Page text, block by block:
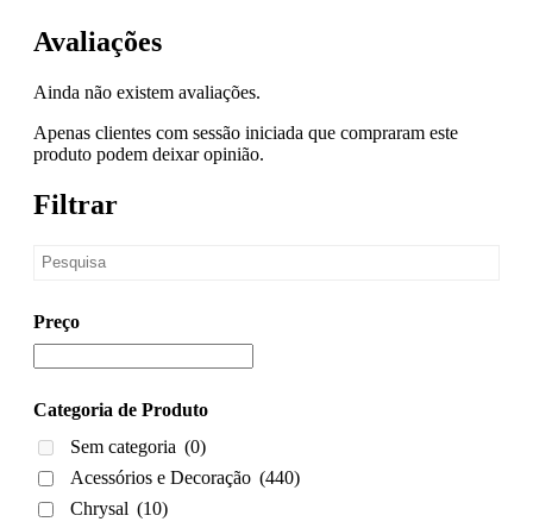
Avaliações
Ainda não existem avaliações.
Apenas clientes com sessão iniciada que compraram este
produto podem deixar opinião.
Filtrar
Preço
Categoria de Produto
Sem categoria (0)
Acessórios e Decoração (440)
Chrysal (10)